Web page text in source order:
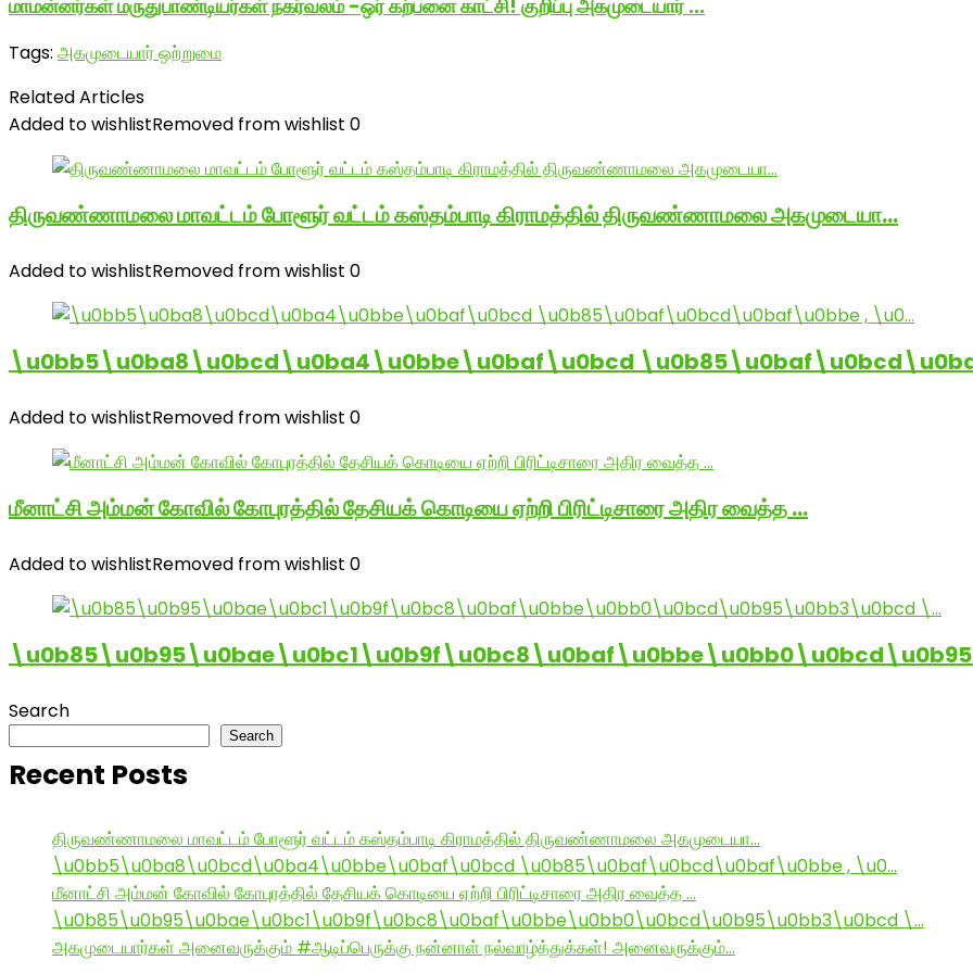
மாமன்னர்கள் மருதுபாண்டியர்கள் நகர்வலம் -ஒர் கற்பனை காட்சி! குறிப்பு அகமுடையார் ...
Tags: அகமுடையார் ஒற்றுமை
Related Articles
Added to wishlistRemoved from wishlist 0
திருவண்ணாமலை மாவட்டம் போளூர் வட்டம் கஸ்தம்பாடி கிராமத்தில் திருவண்ணாமலை அகமுடையா…
Added to wishlistRemoved from wishlist 0
\u0bb5\u0ba8\u0bcd\u0ba4\u0bbe\u0baf\u0bcd
Added to wishlistRemoved from wishlist 0
மீனாட்சி அம்மன் கோவில் கோபுரத்தில் தேசியக் கொடியை ஏற்றி பிரிட்டிசாரை அதிர வைத்த …
Added to wishlistRemoved from wishlist 0
Search
Search
Recent Posts
திருவண்ணாமலை மாவட்டம் போளூர் வட்டம் கஸ்தம்பாடி கிராமத்தில் திருவண்ணாமலை அகமுடையா…
\u0bb5\u0ba8\u0bcd\u0ba4\u0bbe\u0baf\u0bcd \u0b85\u0baf\u0bcd\u0baf\u0bbe , \u0…
மீனாட்சி அம்மன் கோவில் கோபுரத்தில் தேசியக் கொடியை ஏற்றி பிரிட்டிசாரை அதிர வைத்த …
\u0b85\u0b95\u0bae\u0bc1\u0b9f\u0bc8\u0baf\u0bbe\u0bb0\u0bcd\u0b95\u0bb3\u0bcd \…
அகமுடையார்கள் அனைவருக்கும் #ஆடிப்பெருக்கு நன்னாள் நல்வாழ்த்துக்கள்! அனைவருக்கும்…